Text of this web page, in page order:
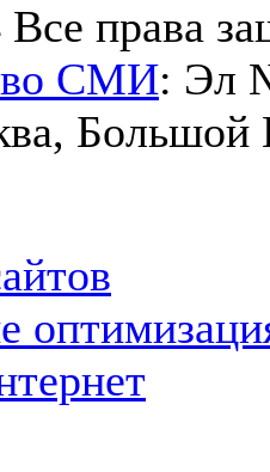
права
СМИ: Эл
Большой